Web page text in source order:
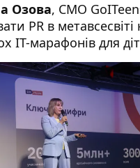
Озова, СМО
PR в
IT-марафонів для